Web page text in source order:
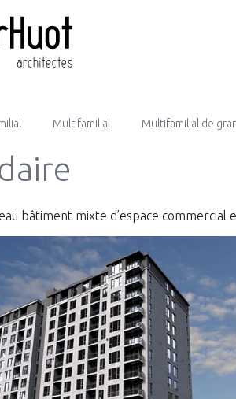
Multifamilial Multifamilial de
bâtiment mixte d’espace commercial